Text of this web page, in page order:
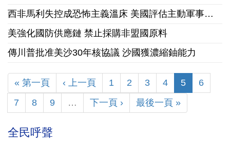
西非馬利失控成恐怖主義溫床 美國評估主動軍事干預可行性
美強化國防供應鏈 禁止採購非盟國原料
傳川普批准美沙30年核協議 沙國獲濃縮鈾能力
« 第一頁 ‹ 上一頁 1 2 3 4 5
6
7
8 9 … 下一頁 › 最後一頁 »
全民呼聲